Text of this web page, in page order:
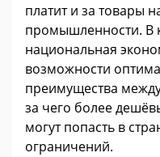
платит и за товары
промышленности. В
национальная
возможности
преимущества
за чего более
могут попасть в
ограничений.